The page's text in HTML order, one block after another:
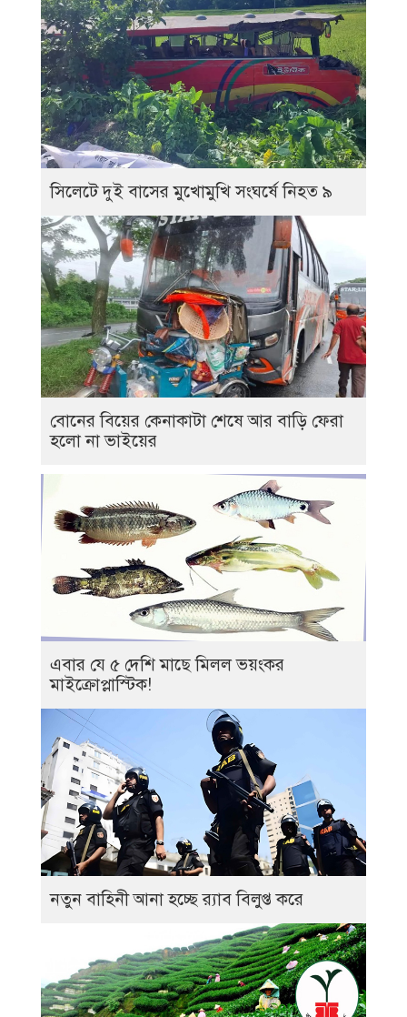
সিলেটে দুই বাসের মুখোমুখি সংঘর্ষে নিহত ৯
বোনের বিয়ের কেনাকাটা শেষে আর বাড়ি ফেরা
হলো না ভাইয়ের
এবার যে ৫ দেশি মাছে মিলল ভয়ংকর
মাইক্রোপ্লাস্টিক!
নতুন বাহিনী আনা হচ্ছে র‍্যাব বিলুপ্ত করে